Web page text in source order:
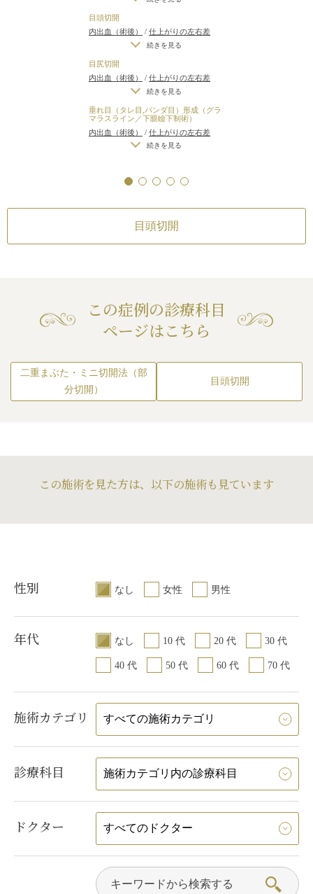
がりが完璧に自分の理想の形にならな
いことがある /
二重のラインの癒着が
とれる可能性/ 手術後の血腫
目頭切開
内出血（術後）
/ 仕上がりの左右差
（片目ずつ手術をする場合）
の理想の形にならないことがある
続きを見る
目尻切開
内出血（術後）
/ 仕上がりの左右差
（片目ずつ手術をする場合）
リーは不可） /仕上がりが完璧に自分
の理想の形にならないことがある/
ートメイクが取れる可能性
続きを見る
垂れ目（タレ目,パンダ目）形成（グラ
マラスライン／下眼瞼下制術）
内出血（術後）
/ 仕上がりの左右差
（片目ずつ手術をする場合）
の理想の形にならないことがある
トメイクが取れる可能性
続きを見る
目頭切開
この症例の診療科目
ページはこちら
二重まぶた・ミニ切開法（部
分切開）
目頭切開
この施術を見た方は、以下の施術も見ています
性別 なし 女性 男性
年代 なし 10 代 20 代 30 代
40 代 50 代 60 代 70 代
施術カテゴリ
診療科目
ドクター